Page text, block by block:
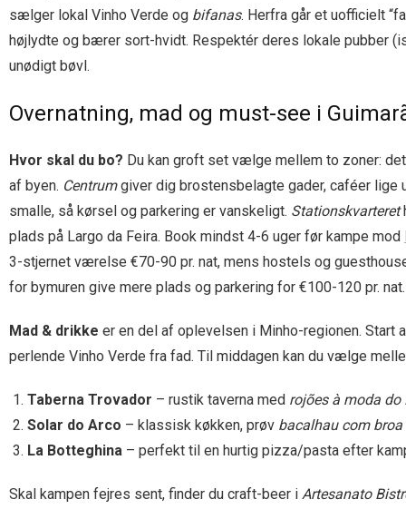
sælger lokal Vinho Verde og bifanas. Herfra går et uofficielt
højlydte og bærer sort-hvidt. Respektér deres lokale pubber
unødigt bøvl.
Overnatning, mad og must-see i
Hvor skal du bo? Du kan groft set vælge mellem to zoner:
af byen. Centrumgiver dig brostensbelagte gader, caféer lige
smalle, så kørsel og parkering er vanskeligt. Stationskvarteret
plads på Largo da Feira. Book mindst 4-6 uger før kampe mod
3-stjernet værelse €70-90 pr. nat, mens hostels og
for bymuren give mere plads og parkering for €100-120 pr. nat.
Mad & drikke er en del af oplevelsen i Minho-regionen. Start
perlende Vinho Verde fra fad. Til middagen kan du vælge
Taberna Trovador – rustik taverna med rojões à moda do
Solar do Arco – klassisk køkken, prøv bacalhau com broa
La Botteghina – perfekt til en hurtig pizza/pasta efter
Skal kampen fejres sent, finder du craft-beer i Artesanato